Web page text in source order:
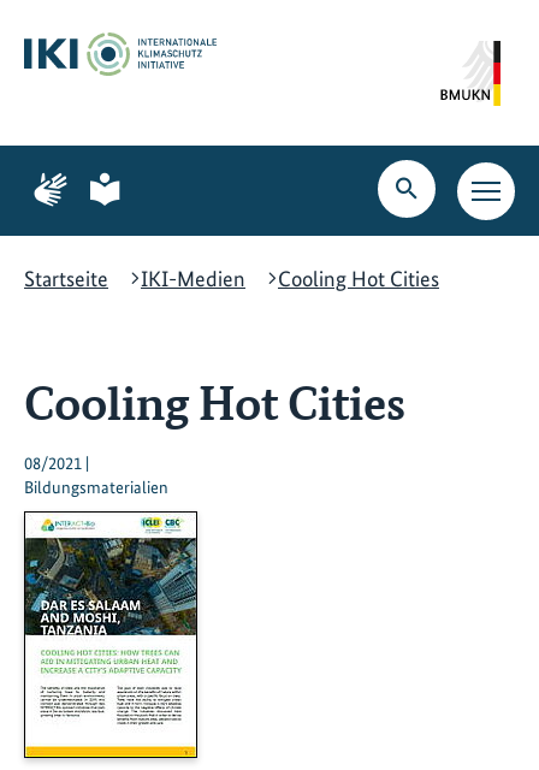
Hauptinhalt
springen
Suche
springen
Hauptnavigation
springen
Zur
Seite
Gebärdensprache
Zur
Seite
leichte
Suche
öffnen
Startseite
IKI-Medien Cooling Hot Cities
Cooling Hot Cities
08/2021 |
Bildungsmaterialien